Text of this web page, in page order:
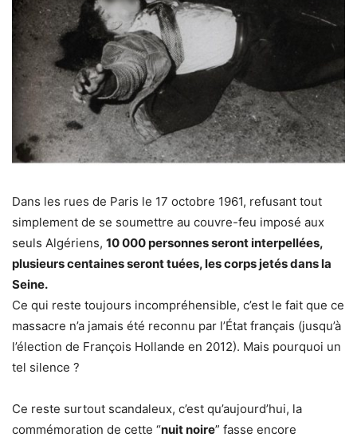
Dans les rues de Paris le 17 octobre 1961, refusant tout
simplement de se soumettre au couvre-feu imposé aux
seuls Algériens, 10 000 personnes seront interpellées,
plusieurs centaines seront tuées, les corps jetés dans la
Seine.
Ce qui reste toujours incompréhensible, c’est le fait que ce
massacre n’a jamais été reconnu par l’État français (jusqu’à
l’élection de François Hollande en 2012). Mais pourquoi un
tel silence ?
Ce reste surtout scandaleux, c’est qu’aujourd’hui, la
commémoration de cette “nuit noire” fasse encore